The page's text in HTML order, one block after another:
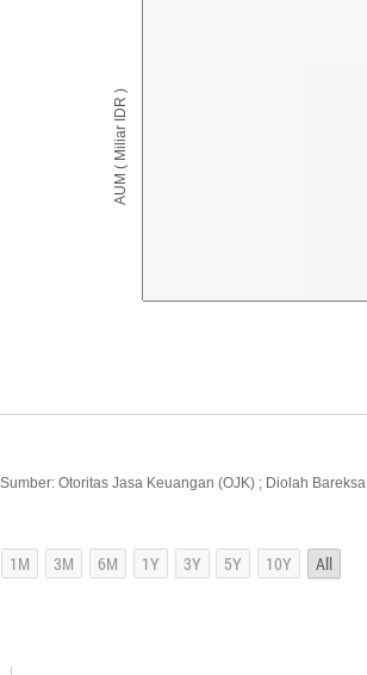
AUM ( Miliar IDR )
Sumber: Otoritas Jasa Keuangan (OJK) ; Diolah Bareksa